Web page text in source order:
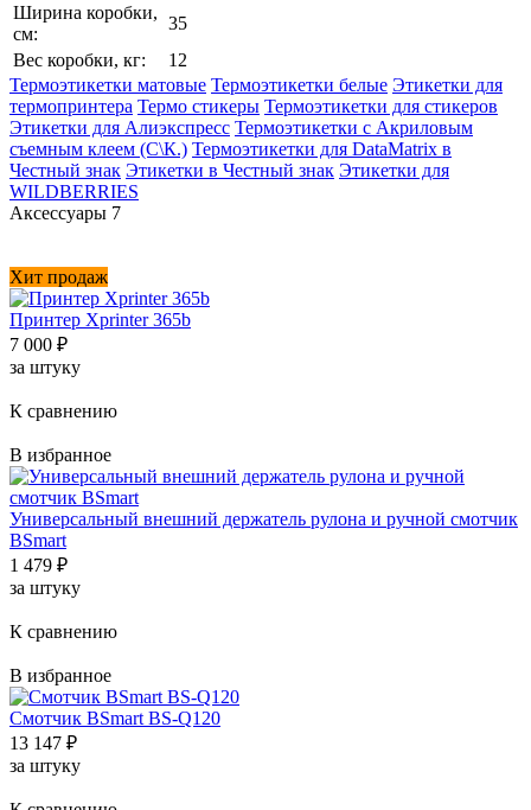
Ширина коробки,
см:
35
Вес коробки, кг:
12
Термоэтикетки матовые Термоэтикетки белые Этикетки для
термопринтера Термо стикеры Термоэтикетки для стикеров
Этикетки для Алиэкспресс Термоэтикетки с Акриловым
съемным клеем (С\К.) Термоэтикетки для DataMatrix в
Честный знак Этикетки в Честный знак Этикетки для
WILDBERRIES
Аксессуары 7
Хит продаж
Принтер Xprinter 365b
7 000 ₽
за штуку
К сравнению
В избранное
Универсальный внешний держатель рулона и ручной смотчик
BSmart
1 479 ₽
за штуку
К сравнению
В избранное
Смотчик BSmart BS-Q120
13 147 ₽
за штуку